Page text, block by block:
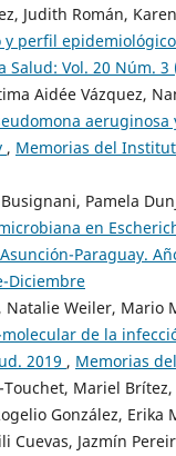
Judith Román,
perfil
Salud: Vol. 20 Núm.
Aidée Vázquez,
, Memorias del
Pamela
en
Paraguay.
Diciembre
Weiler, Mario
de la
2019 , Memorias
Mariel
González,
Cuevas, Jazmín